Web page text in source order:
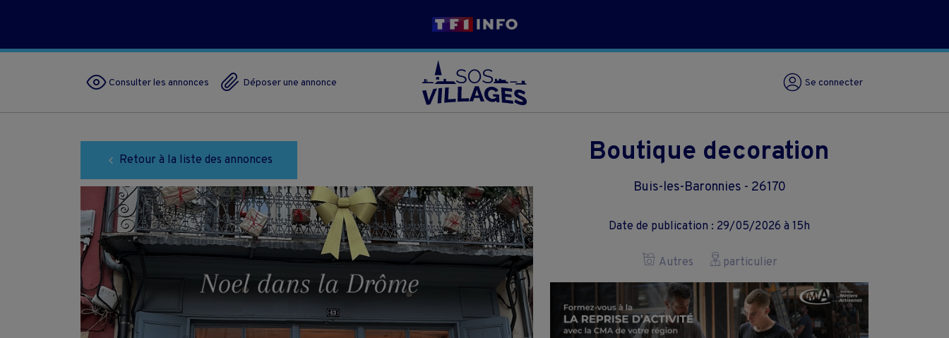
Consulter les annonces Déposer une annonce Se connecter
Retour à la liste des annonces Boutique decoration
Buis-les-Baronnies - 26170
Date de publication : 29/05/2026 à 15h
Autres particulier